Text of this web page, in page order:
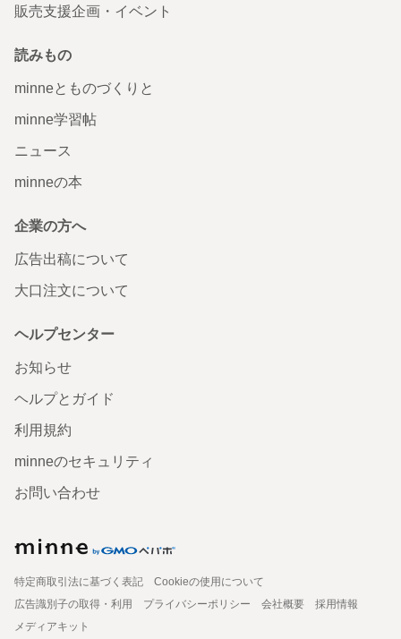
販売支援企画・イベント
読みもの
minneとものづくりと
minne学習帖
ニュース
minneの本
企業の方へ
広告出稿について
大口注文について
ヘルプセンター
お知らせ
ヘルプとガイド
利用規約
minneのセキュリティ
お問い合わせ
特定商取引法に基づく表記
Cookieの使用について
広告識別子の取得・利用
プライバシーポリシー 会社概要
採用情報
メディアキット